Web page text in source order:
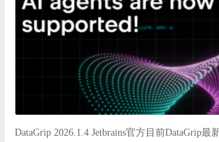
DataGrip 2026.1.4 Jetbrains官方目前DataGrip最